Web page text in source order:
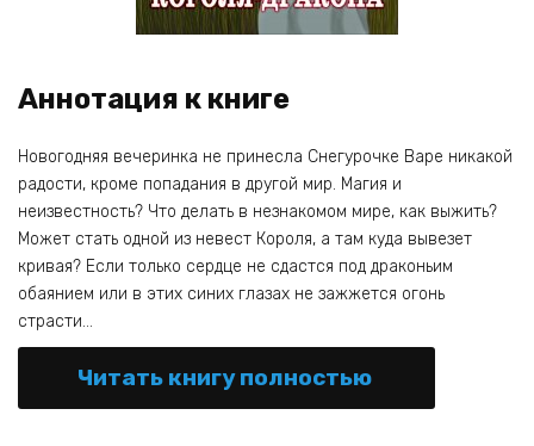
Аннотация к книге
Новогодняя вечеринка не принесла Снегурочке Варе никакой
радости, кроме попадания в другой мир. Магия и
неизвестность? Что делать в незнакомом мире, как выжить?
Может стать одной из невест Короля, а там куда вывезет
кривая? Если только сердце не сдастся под драконьим
обаянием или в этих синих глазах не зажжется огонь
страсти…
Читать книгу полностью